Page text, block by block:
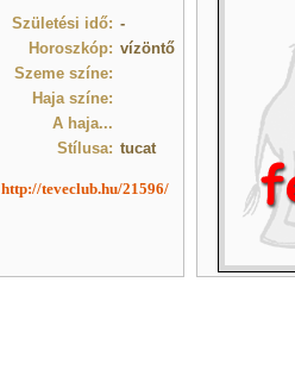
Születési idő: -
Horoszkóp: vízöntő
Szeme színe:
Haja színe:
A haja...
Stílusa: tucat
http://teveclub.hu/21596/